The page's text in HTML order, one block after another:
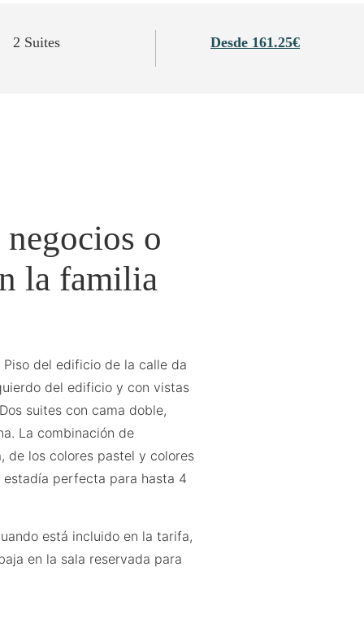
2 Suites Desde 161.25€
o
la familia
Piso del edificio de la calle da
del edificio y con vistas
suites con cama doble,
La combinación de
de los colores pastel y colores
perfecta para hasta 4
está incluido en la tarifa,
en la sala reservada para